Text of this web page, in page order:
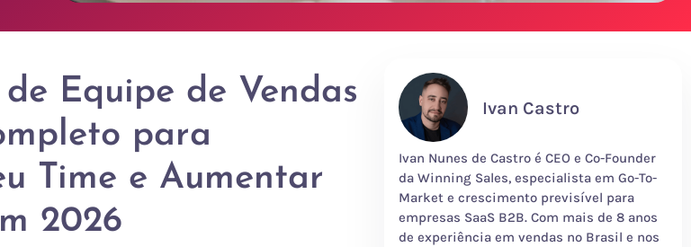
Equipe de Vendas
para
Time e Aumentar
2026
Ivan Castro
Ivan Nunes de Castro é CEO e Co-Founder
da Winning Sales, especialista em Go-To-
Market e crescimento previsível para
empresas SaaS B2B. Com mais de 8 anos
de experiência em vendas no Brasil e nos